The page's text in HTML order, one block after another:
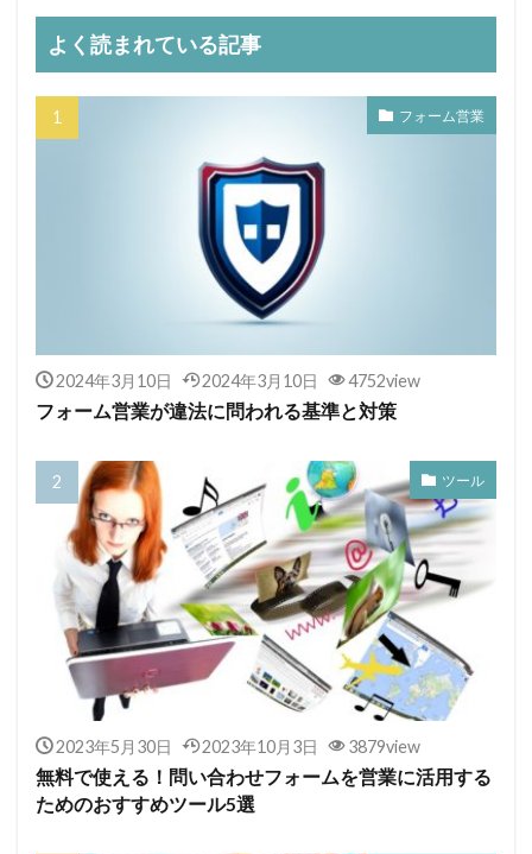
よく読まれている記事
フォーム営業
2024年3月10日 2024年3月10日 4752view
フォーム営業が違法に問われる基準と対策
ツール
2023年5月30日 2023年10月3日 3879view
無料で使える！問い合わせフォームを営業に活用する
ためのおすすめツール5選